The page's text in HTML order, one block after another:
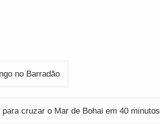
no Barradão
cruzar o Mar de Bohai em 40 minutos